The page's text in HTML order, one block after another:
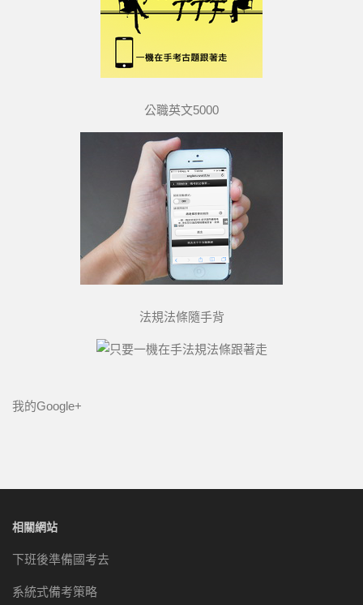
公職英文5000
法規法條隨手背
我的Google+
相關網站
下班後準備國考去
系統式備考策略